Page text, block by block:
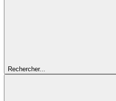
Rechercher...